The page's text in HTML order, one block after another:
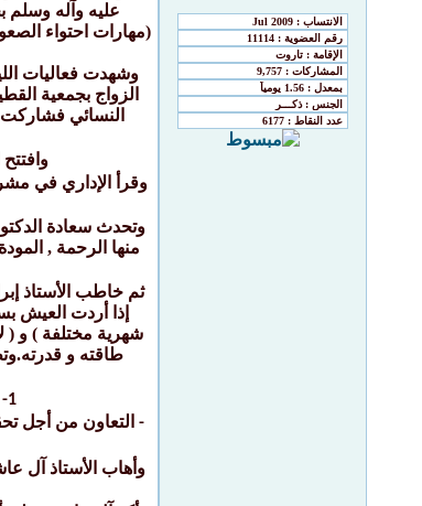
(مهارات احتواء
وشهدت فعاليات
الزواج بجمعية
النسائي فشاركت
وقرأ الإداري في
وتحدث سعادة
منها الرحمة ,
ثم خاطب الأستاذ
شهرية مختلفة ) و (
طاقته و
1-
- التعاون من أجل